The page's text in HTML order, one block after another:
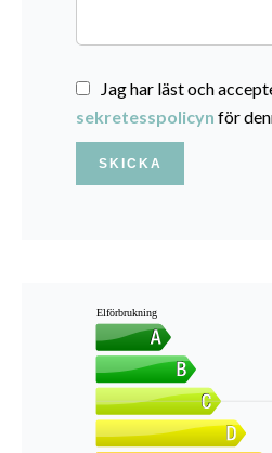
Jag har läst och
sekretesspolicyn för
SKICKA
Elförbrukning